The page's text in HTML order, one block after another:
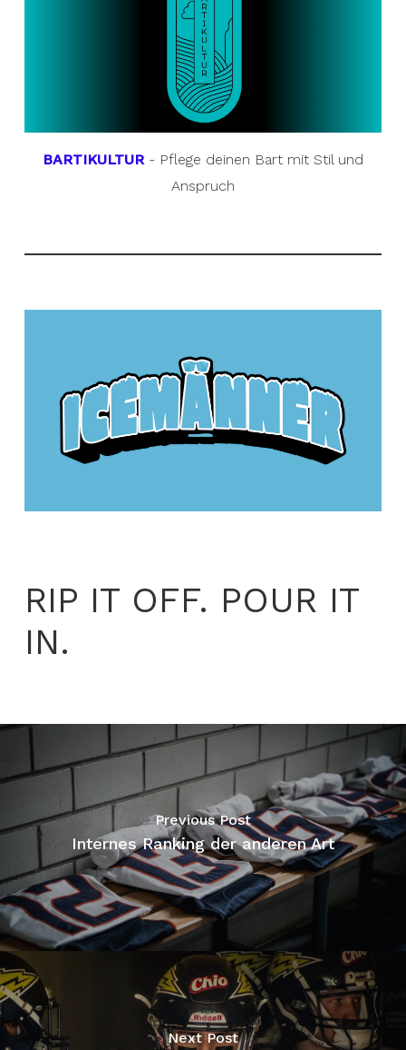
BARTIKULTUR- Pflege deinen Bart mit Stil und
Anspruch
RIP IT OFF. POUR IT
IN.
Previous Post
Internes Ranking der anderen Art
Next Post